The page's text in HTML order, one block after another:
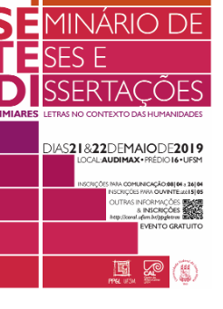
Direitos Humanos